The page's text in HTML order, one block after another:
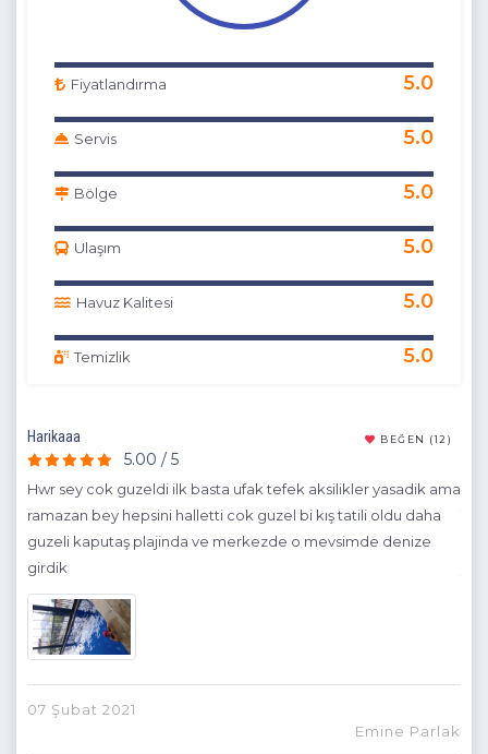
Fiyatlandırma 5.0
Servis 5.0
Bölge 5.0
Ulaşım 5.0
Havuz Kalitesi 5.0
Temizlik 5.0
Harikaaa BEĞEN (12)
5.00 / 5
Hwr sey cok guzeldi ilk basta ufak tefek aksilikler yasadik ama
ramazan bey hepsini halletti cok guzel bi kış tatili oldu daha
guzeli kaputaş plajinda ve merkezde o mevsimde denize
girdik
07 Şubat 2021
Emine Parlak